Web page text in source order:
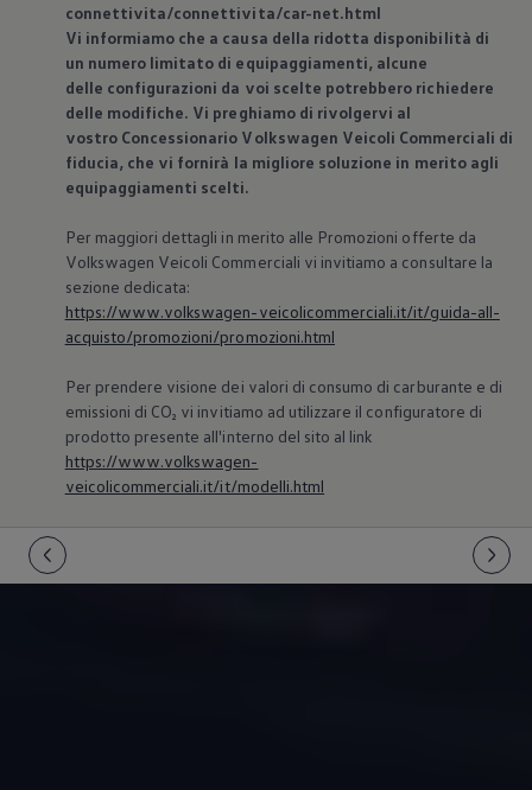
connettivita/connettivita/car-net.html
Vi informiamo che a causa della ridotta disponibilità di
un numero limitato di equipaggiamenti, alcune
delle configurazioni da voi scelte potrebbero richiedere
delle modifiche. Vi preghiamo di rivolgervi al
vostro Concessionario Volkswagen Veicoli Commerciali di
fiducia, che vi fornirà la migliore soluzione in merito agli
equipaggiamenti scelti.
Per maggiori dettagli in merito alle Promozioni offerte da
Volkswagen Veicoli Commerciali vi invitiamo a consultare la
sezione dedicata:
https://www.volkswagen-veicolicommerciali.it/it/guida-all-
acquisto/promozioni/promozioni.html
Per prendere visione dei valori di consumo di carburante e di
emissioni di CO₂ vi invitiamo ad utilizzare il configuratore di
prodotto presente all'interno del sito al link
https://www.volkswagen-
veicolicommerciali.it/it/modelli.html